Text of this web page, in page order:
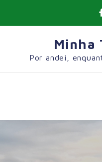
Minha
Por andei,